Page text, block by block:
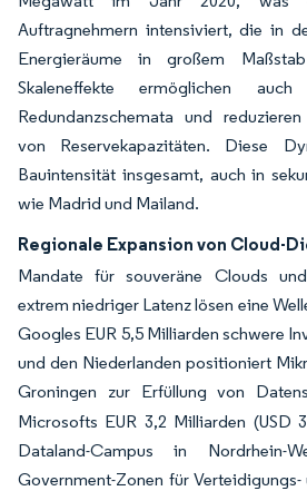
Auftragnehmern intensiviert, die in
Energieräume in großem
Skaleneffekte ermöglichen auch
Redundanzschemata und
von Reservekapazitäten. Diese
Bauintensität insgesamt, auch in
wie Madrid und Mailand.
Regionale Expansion von Cloud-
Mandate für souveräne Clouds
extrem niedriger Latenz lösen eine
Googles EUR 5,5 Milliarden schwere
und den Niederlanden positioniert
Groningen zur Erfüllung von
Microsofts EUR 3,2 Milliarden (USD
Dataland-Campus in Nordrhein-
Government-Zonen für